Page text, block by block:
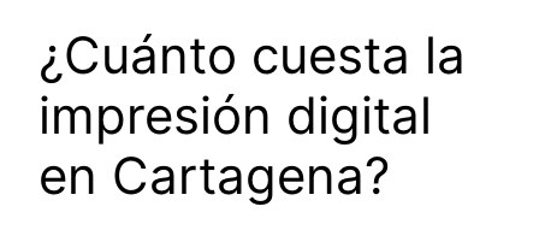
¿Cuánto cuesta la
impresión digital
en Cartagena?